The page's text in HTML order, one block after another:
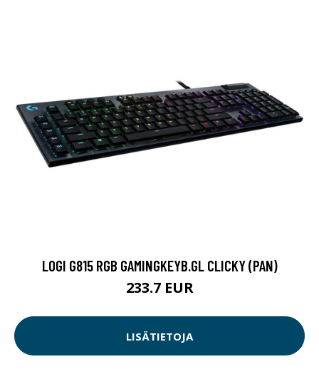
LOGI G815 RGB GAMINGKEYB.GL CLICKY (PAN)
233.7 EUR
LISÄTIETOJA